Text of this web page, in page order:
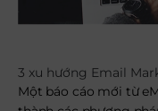
3 xu hướng Email
Một báo cáo mới từ